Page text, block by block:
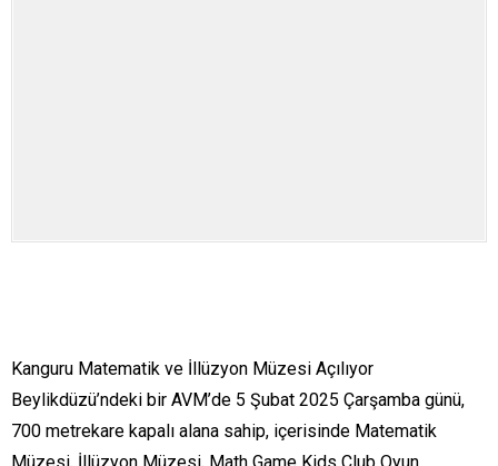
Kanguru Matematik ve İllüzyon Müzesi Açılıyor
Beylikdüzü’ndeki bir AVM’de 5 Şubat 2025 Çarşamba günü,
700 metrekare kapalı alana sahip, içerisinde Matematik
Müzesi, İllüzyon Müzesi, Math Game Kids Club Oyun